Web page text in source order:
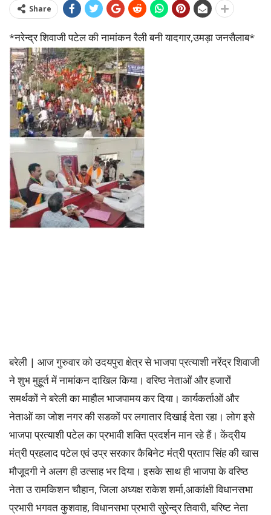
Share
*नरेन्द्र शिवाजी पटेल की नामांकन रैली बनी यादगार,उमड़ा जनसैलाब*
बरेली | आज गुरुवार को उदयपुरा क्षेत्र से भाजपा प्रत्याशी नरेंद्र शिवाजी
ने शुभ मुहूर्त में नामांकन दाखिल किया। वरिष्ठ नेताओं और हजारों
समर्थकों ने बरेली का माहौल भाजपामय कर दिया। कार्यकर्ताओं और
नेताओं का जोश नगर की सडकों पर लगातार दिखाई देता रहा। लोग इसे
भाजपा प्रत्याशी पटेल का प्रभावी शक्ति प्रदर्शन मान रहे हैं। केंद्रीय
मंत्री प्रहलाद पटेल एवं उप्र सरकार कैबिनेट मंत्री प्रताप सिंह की खास
मौजूदगी ने अलग ही उत्साह भर दिया। इसके साथ ही भाजपा के वरिष्ठ
नेता उ रामकिशन चौहान, जिला अध्यक्ष राकेश शर्मा,आकांक्षी विधानसभा
प्रभारी भगवत कुशवाह, विधानसभा प्रभारी सुरेन्द्र तिवारी, बरिष्ट नेता